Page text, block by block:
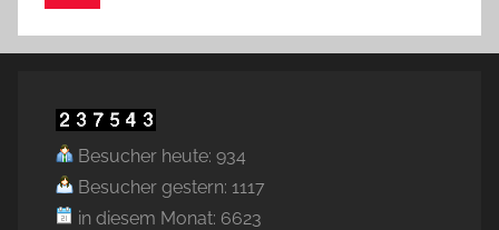
Besucher heute: 934
Besucher gestern: 1117
in diesem Monat: 6623